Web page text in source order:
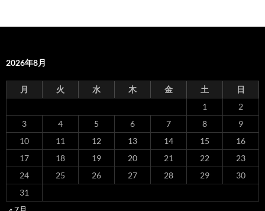
2026年8月
月 火 水 木 金 土
日
1
2
3
4 5 6 7 8
9
10
11 12 13 14 15
16
17
18 19 20 21 22
23
24
25 26 27 28 29
30
31